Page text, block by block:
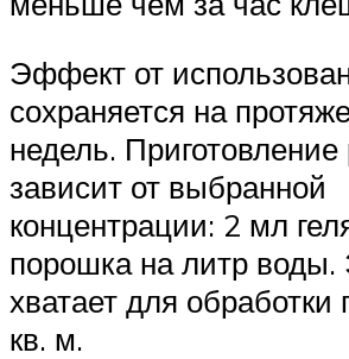
Эффект от
сохраняется на
недель. Приготовление
зависит от выбранной
концентрации: 2 мл
порошка на литр воды.
хватает для
кв. м.